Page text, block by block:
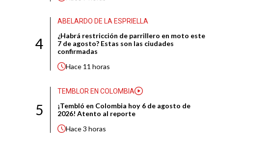
4
ABELARDO DE LA ESPRIELLA
¿Habrá restricción de parrillero en moto este
7 de agosto? Estas son las ciudades
confirmadas
Hace 11 horas
5
TEMBLOR EN COLOMBIA
¡Tembló en Colombia hoy 6 de agosto de
2026! Atento al reporte
Hace3 horas